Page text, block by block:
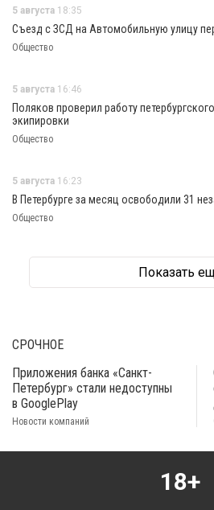
5 августа 18:35
Съезд с ЗСД на Автомобильную улицу
Общество
5 августа 16:46
Поляков проверил работу
экипировки
Общество
5 августа 16:23
В Петербурге за месяц освободили 31
Общество
Показать
СРОЧНОЕ
Приложения банка «Санкт-
Петербург» стали недоступны
в GooglePlay
Новости компаний
18+